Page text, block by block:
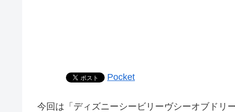
Pocket
今回は「ディズニーシービリーヴシーオブドリ